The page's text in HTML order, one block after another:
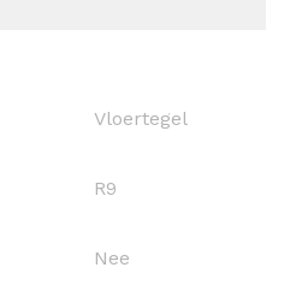
Vloertegel
R9
Nee